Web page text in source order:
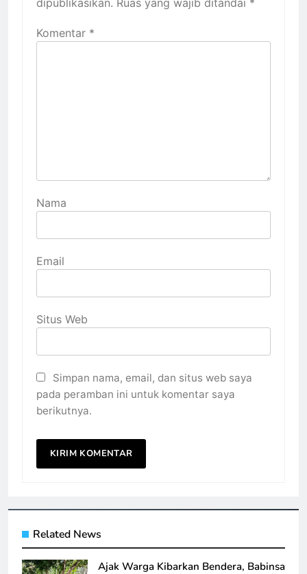
Komentar *
Nama
Email
Situs Web
Simpan nama, email, dan situs web saya
pada peramban ini untuk komentar saya
berikutnya.
Related News
Ajak Warga Kibarkan Bendera, Babinsa